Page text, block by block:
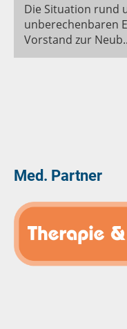
Die Situation rund
unberechenbaren
Vorstand zur
Med. Partner